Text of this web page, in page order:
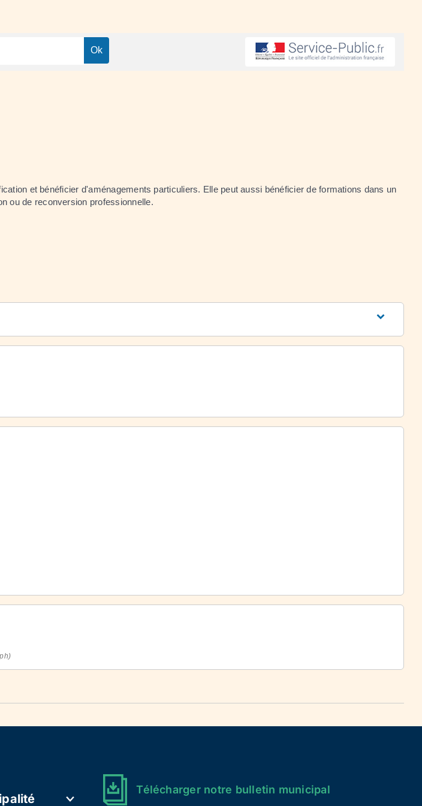
et bénéficier d'aménagements particuliers. Elle peut aussi bénéficier de formations dans un
ou de reconversion professionnelle.
Télécharger notre bulletin municipal